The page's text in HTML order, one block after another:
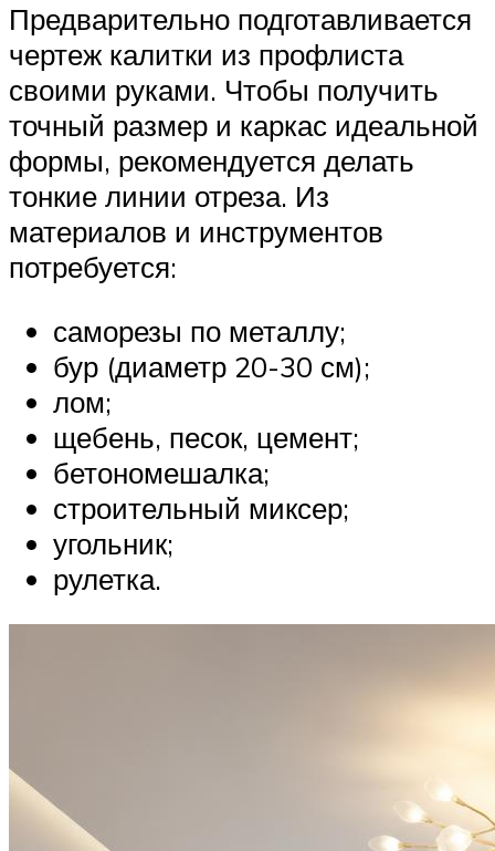
Предварительно подготавливается
чертеж калитки из профлиста
своими руками. Чтобы получить
точный размер и каркас идеальной
формы, рекомендуется делать
тонкие линии отреза. Из
материалов и инструментов
потребуется:
саморезы по металлу;
бур (диаметр 20-30 см);
лом;
щебень, песок, цемент;
бетономешалка;
строительный миксер;
угольник;
рулетка.